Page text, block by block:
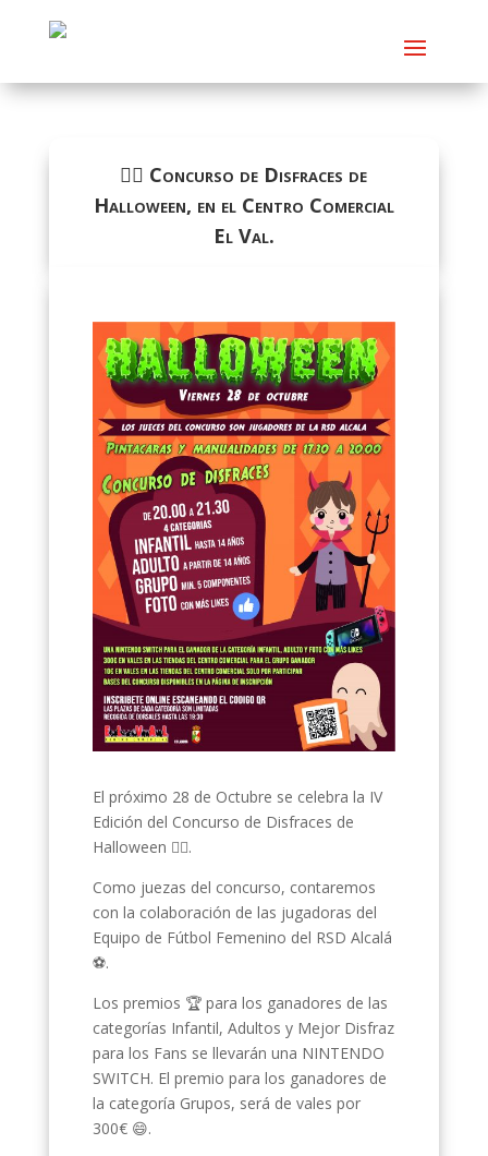
🧙‍♀️ Concurso de Disfraces de
Halloween, en el Centro Comercial
El Val.
El próximo 28 de Octubre se celebra la IV
Edición del Concurso de Disfraces de
Halloween 🧟‍♀️.
Como juezas del concurso, contaremos
con la colaboración de las jugadoras del
Equipo de Fútbol Femenino del RSD Alcalá
⚽️.
Los premios 🏆 para los ganadores de las
categorías Infantil, Adultos y Mejor Disfraz
para los Fans se llevarán una NINTENDO
SWITCH. El premio para los ganadores de
la categoría Grupos, será de vales por
300€ 😄.